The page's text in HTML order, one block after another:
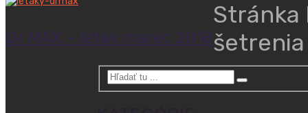
Dr MAX – leták marec 2018
Stránka